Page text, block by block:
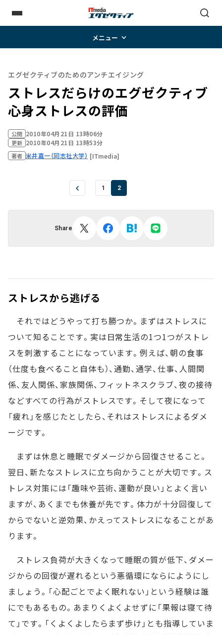
メニュー
エグゼクティブのためのアンチエイジング
ストレスだらけのエグゼクティブ――
心身ストレスの評価
公開 2010年04月21日 13時06分
更新 2010年04月21日 13時53分
著者 米井嘉一（同志社大学） [ITmedia]
1 2
Share
ストレスから逃げる
それではどうやって打ち勝つか。まずはストレスに
ついて知ることです。実は日常生活の1つ1つがストレ
スを刺激することになっています。例えば、朝の食事
（仕度も食べること自体も）、通勤、通学、仕事、人間関
係、友人関係、家族関係、フィットネスクラブ、夜の接待
などすべての行為がストレスです。そして夜になって
「疲れ」を感じたとしたら、それはストレスによるダメ
ージです。
まずは休息と睡眠でダメージから回復させること。
翌日、新たなストレスに立ち向かうことが大切です。ス
トレス対策には「趣味や芸術、運動が良い」とよく言い
ますが、あくまでも休養が先です。体力が十分回復して
からでないと逆効果、かえってストレスになることがあ
ります。
ストレス負荷が大きくなって睡眠の質が低下、ダメー
ジからの回復が遅れるという悪循環にならにようにし
ましょう。「心配ごとでよく眠れない」という経験は誰
にでもあるもの。あまりくよくよせずに「果報は寝て待
て」です。「くよくよしたらまず歩け」とも指導していま